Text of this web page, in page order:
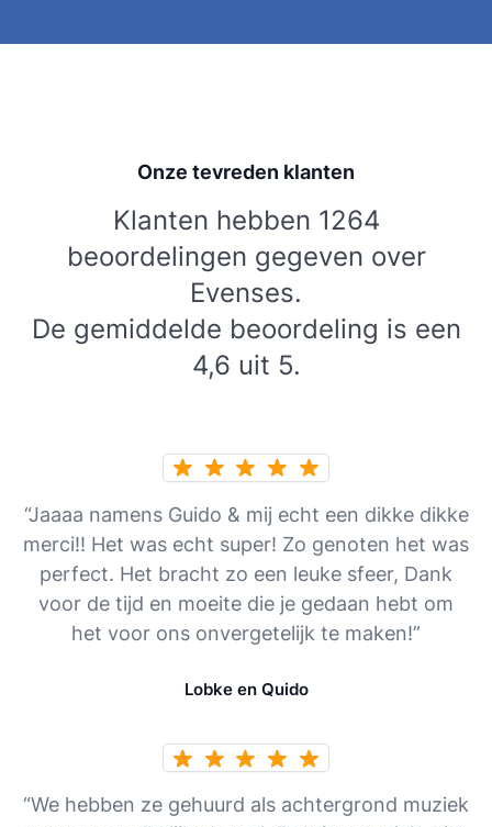
Onze tevreden klanten
Klanten hebben 1264
beoordelingen gegeven over
Evenses.
De gemiddelde beoordeling is een
4,6 uit 5.
“Jaaaa namens Guido & mij echt een dikke dikke
merci!! Het was echt super! Zo genoten het was
perfect. Het bracht zo een leuke sfeer, Dank
voor de tijd en moeite die je gedaan hebt om
het voor ons onvergetelijk te maken!”
Lobke en Quido
“We hebben ze gehuurd als achtergrond muziek